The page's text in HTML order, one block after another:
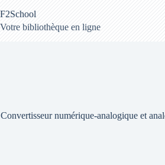
au
contenu
F2School
Votre bibliothèque en ligne
Convertisseur numérique-analogique et